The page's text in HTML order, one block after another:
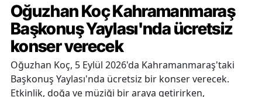
Oğuzhan Koç Kahramanmaraş
Başkonuş Yaylası'nda ücretsiz
konser verecek
Oğuzhan Koç, 5 Eylül 2026'da Kahramanmaraş'taki
Başkonuş Yaylası'nda ücretsiz bir konser verecek.
Etkinlik, doğa ve müziği bir araya getirirken,